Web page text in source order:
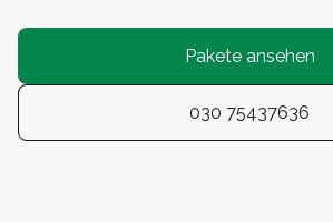
Pakete ansehen
030 75437636